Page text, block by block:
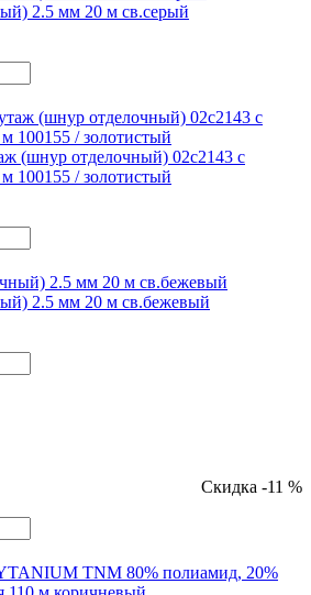
2.5 мм 20 м св.серый
(шнур отделочный) 02с2143 с
100155 / золотистый
2.5 мм 20 м св.бежевый
Скидка -11 %